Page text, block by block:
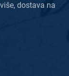
dostava na